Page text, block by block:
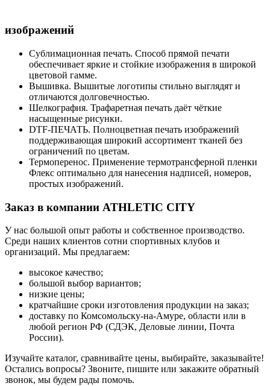
изображений
Сублимационная печать. Способ прямой печати
обеспечивает яркие и стойкие изображения в широкой
цветовой гамме.
Вышивка. Вышитые логотипы стильно выглядят и
отличаются долговечностью.
Шелкография. Трафаретная печать даёт чёткие
насыщенные рисунки.
DTF-ПЕЧАТЬ. Полноцветная печать изображений
поддерживающая широкий ассортимент тканей без
ограничений по цветам.
Термоперенос. Применение термотрансферной пленки
Флекс оптимально для нанесения надписей, номеров,
простых изображений.
Заказ в компании ATHLETIC CITY
У нас большой опыт работы и собственное производство.
Среди наших клиентов сотни спортивных клубов и
организаций. Мы предлагаем:
высокое качество;
большой выбор вариантов;
низкие цены;
кратчайшие сроки изготовления продукции на заказ;
доставку по Комсомольску-на-Амуре, области или в
любой регион РФ (СДЭК, Деловые линии, Почта
России).
Изучайте каталог, сравнивайте цены, выбирайте, заказывайте!
Остались вопросы? Звоните, пишите или закажите обратный
звонок, мы будем рады помочь.